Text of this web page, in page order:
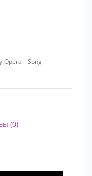
Opera---Song
(0)